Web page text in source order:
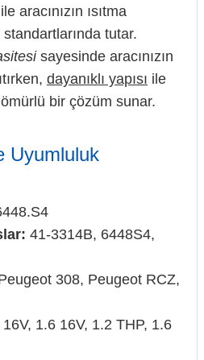
aracınızın ısıtma
tutar.
sayesinde aracınızın
dayanıklı yapısı ile
ömürlü bir çözüm sunar.
Uyumluluk
41-3314B, 6448S4,
308, Peugeot RCZ,
16V, 1.6 16V, 1.2 THP, 1.6